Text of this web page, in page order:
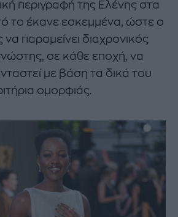
περιγραφή της Ελένης στα
το έκανε εσκεμμένα, ώστε ο
παραμείνει διαχρονικός
σε κάθε εποχή, να
με βάση τα δικά του
ομορφιάς.